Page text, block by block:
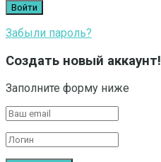
Забыли пароль?
Создать новый аккаунт!
Заполните форму ниже